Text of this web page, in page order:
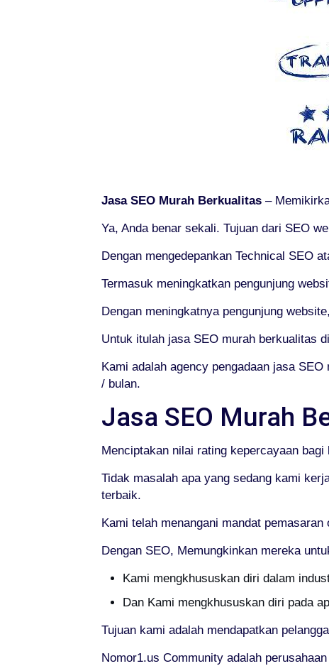
Jasa SEO Murah Berkualitas–
Ya, Anda benar sekali. Tujuan dari SEO
Dengan mengedepankan Technical SEO
Termasuk meningkatkan pengunjung
Dengan meningkatnya pengunjung
Untuk itulah jasa SEO murah berkualitas
Kami adalah agency pengadaan jasa
/ bulan.
Jasa SEO Murah
Menciptakan nilai rating kepercayaan
Tidak masalah apa yang sedang kami
terbaik.
Kami telah menangani mandat
Dengan SEO, Memungkinkan mereka
Kami mengkhususkan diri dalam
Dan Kami mengkhususkan diri pada
Tujuan kami adalah mendapatkan
Nomor1.us Community adalah